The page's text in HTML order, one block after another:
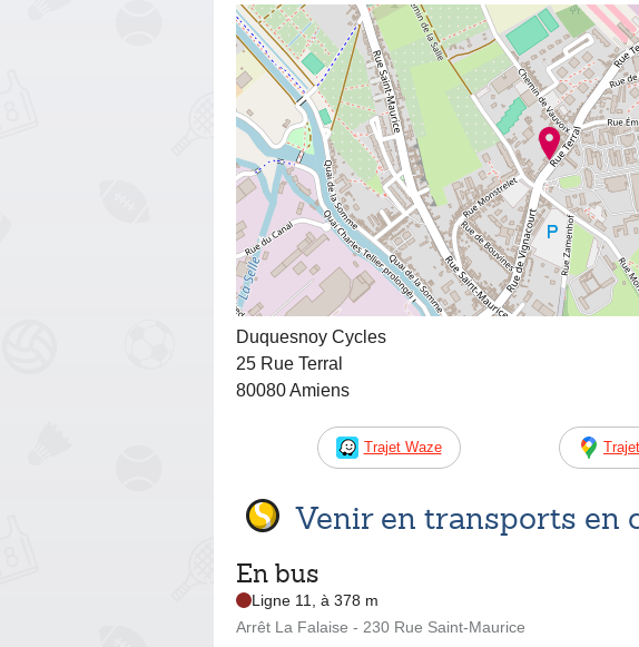
Duquesnoy Cycles
25 Rue Terral
80080 Amiens
Trajet Waze
Venir en transports en
En bus
Ligne 11, à 378 m
Arrêt La Falaise - 230 Rue Saint-Maurice